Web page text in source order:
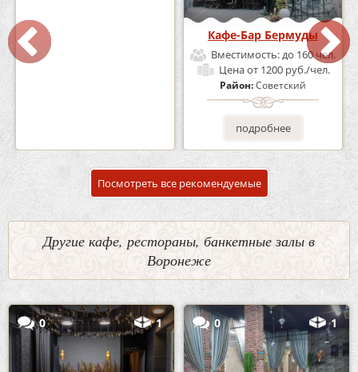
Кафе «Шишка»
Вместимость:
Кафе-Бар Бермуды
Вместимость:до 160 чел.
Ценаот 1200 руб./чел.
Район:Советский
подробнее
Посмотреть все рекомендуемые
Другие кафе, рестораны, банкетные залы в
Воронеже
0 1 0 1